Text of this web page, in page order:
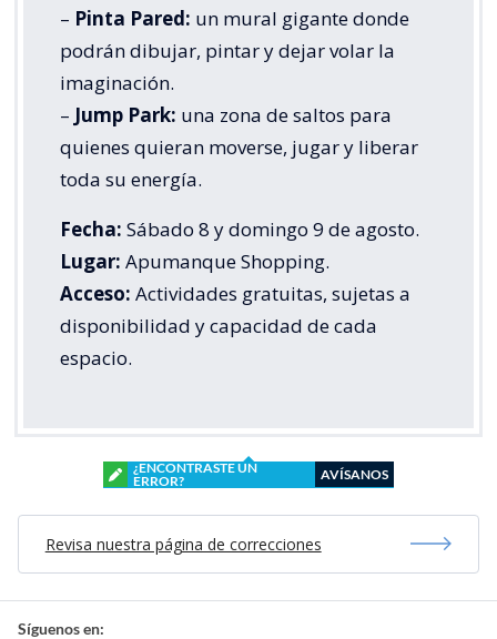
– Pinta Pared: un mural gigante donde
podrán dibujar, pintar y dejar volar la
imaginación.
– Jump Park: una zona de saltos para
quienes quieran moverse, jugar y liberar
toda su energía.
Fecha: Sábado 8 y domingo 9 de agosto.
Lugar: Apumanque Shopping.
Acceso: Actividades gratuitas, sujetas a
disponibilidad y capacidad de cada
espacio.
¿ENCONTRASTE UN
ERROR?
AVÍSANOS
Revisa nuestra página de correcciones
Síguenos en: